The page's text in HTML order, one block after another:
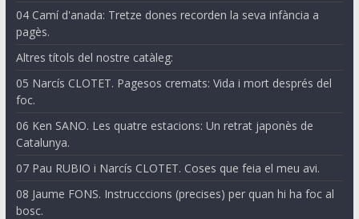
04 Camí d'anada: Tretze dones recorden la seva infància a
pagès.
Altres títols del nostre catàleg:
05 Narcís CLOTET. Pagesos cremats: Vida i mort després del
foc.
06 Ken SANO. Les quatre estacions: Un retrat japonès de
Catalunya.
07 Pau RUBIO i Narcís CLOTET. Coses que feia el meu avi.
08 Jaume FONS. Instrucccions (precises) per quan hi ha foc al
bosc.